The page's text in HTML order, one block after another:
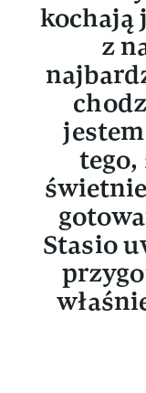
kochają
z
Stasio